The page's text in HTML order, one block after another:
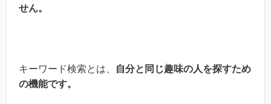
せん。
キーワード検索とは、
自分と同じ趣味の人を探すため
の機能です。